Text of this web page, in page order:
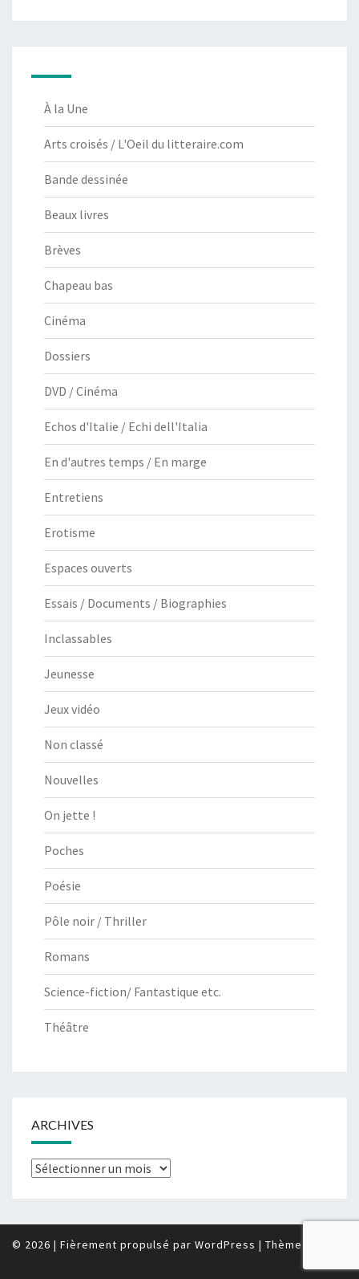
À la Une
Arts croisés / L'Oeil du litteraire.com
Bande dessinée
Beaux livres
Brèves
Chapeau bas
Cinéma
Dossiers
DVD / Cinéma
Echos d'Italie / Echi dell'Italia
En d'autres temps / En marge
Entretiens
Erotisme
Espaces ouverts
Essais / Documents / Biographies
Inclassables
Jeunesse
Jeux vidéo
Non classé
Nouvelles
On jette !
Poches
Poésie
Pôle noir / Thriller
Romans
Science-fiction/ Fantastique etc.
Théâtre
ARCHIVES
Archives
© 2026 | Fièrement propulsé par WordPress | Thème :